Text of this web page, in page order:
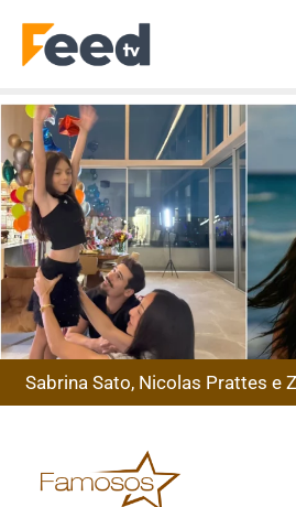
Sabrina Sato, Nicolas Prattes e